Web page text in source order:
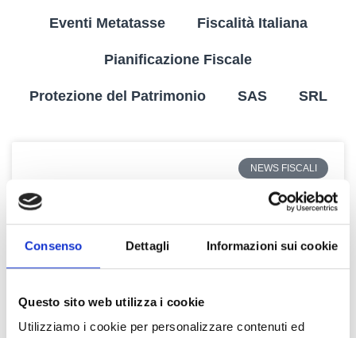
Consenso Dettagli Informazioni sui cookie
Questo sito web utilizza i cookie
Utilizziamo i cookie per personalizzare contenuti ed
Eventi Metatasse Fiscalità Italiana
Pianificazione Fiscale
Protezione del Patrimonio SAS SRL
NEWS FISCALI